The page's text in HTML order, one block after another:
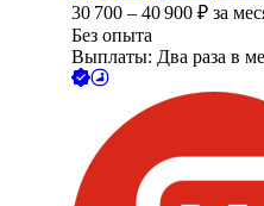
30 700 – 40 900 ₽ за
Без опыта
Выплаты: Два раза в